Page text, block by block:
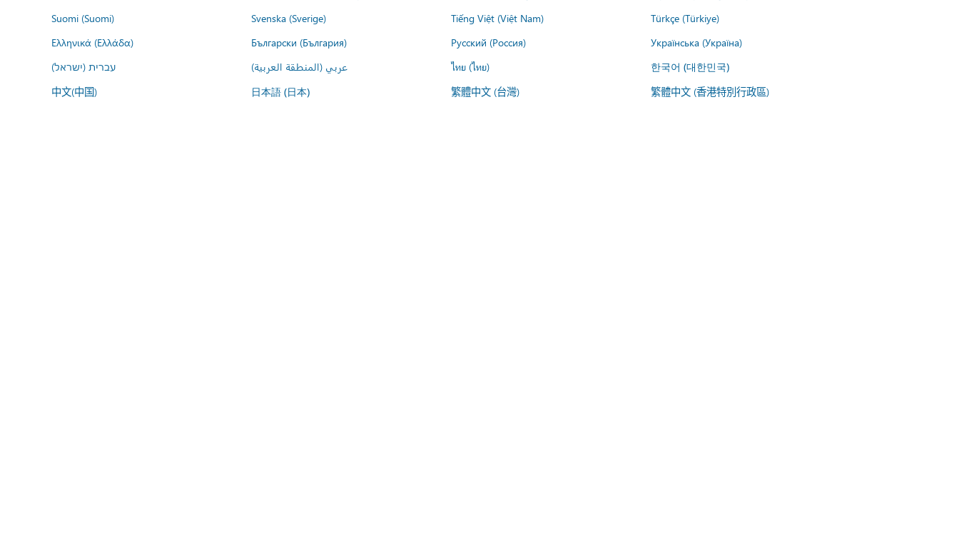
Suomi (Suomi)
Svenska (Sverige) Tiếng Việt (Việt Nam)
Türkçe (Türkiye)
Ελληνικά (Ελλάδα)
Български (България) Русский (Россия)
Українська (Україна)
עברית (ישראל)
عربي (المنطقة العربية) ไทย (ไทย) 한국어 (대한민국)
中文(中国) 日本語 (日本) 繁體中文 (台灣) 繁體中文 (香港特別行政區)